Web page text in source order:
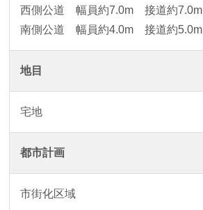
西側公道 幅員約7.0m 接道約7.0m
南側公道 幅員約4.0m 接道約5.0m
地目
宅地
都市計画
市街化区域